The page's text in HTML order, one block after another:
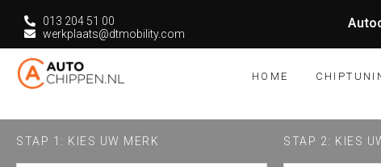
013 204 51 00
werkplaats@dtmobility.com
HOME
STAP 1: KIES UW MERK STAP 2: KIES